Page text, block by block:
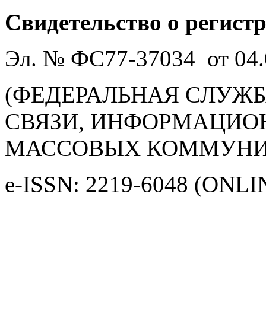
Свидетельство о
Эл. № ФС77-37034 от
(ФЕДЕРАЛЬНАЯ
СВЯЗИ,
МАССОВЫХ
e-ISSN: 2219-6048